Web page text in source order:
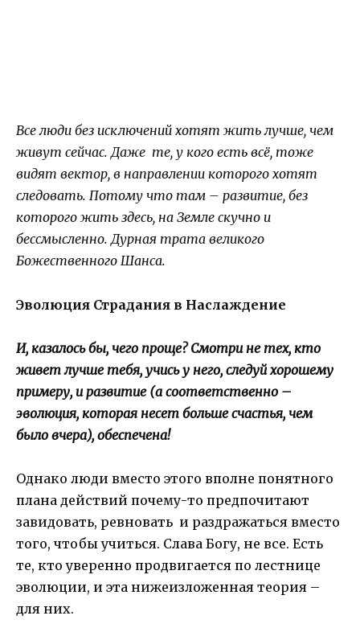
Все люди без исключений хотят жить лучше, чем
живут сейчас. Даже те, у кого есть всё, тоже
видят вектор, в направлении которого хотят
следовать. Потому что там – развитие, без
которого жить здесь, на Земле скучно и
бессмысленно. Дурная трата великого
Божественного Шанса.
Эволюция Страдания в Наслаждение
И, казалось бы, чего проще? Смотри не тех, кто
живет лучше тебя, учись у него, следуй хорошему
примеру, и развитие (а соответственно –
эволюция, которая несет больше счастья, чем
было вчера), обеспечена!
Однако люди вместо этого вполне понятного
плана действий почему-то предпочитают
завидовать, ревновать и раздражаться вместо
того, чтобы учиться. Слава Богу, не все. Есть
те, кто уверенно продвигается по лестнице
эволюции, и эта нижеизложенная теория –
для них.